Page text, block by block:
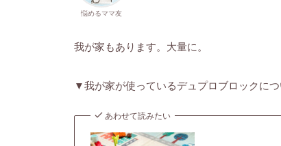
悩めるママ友
我が家もあります。大量に。
▼我が家が使っているデュプロブロックに
あわせて読みたい